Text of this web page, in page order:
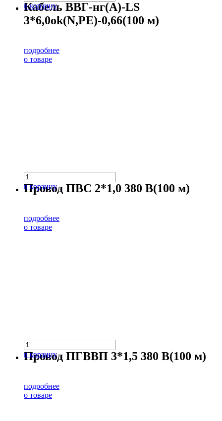
в корзину
Кабель ВВГ-нг(А)-LS
3*6,0ok(N,PE)-0,66(100 м)
подробнее
о товаре
в корзину
Провод ПВС 2*1,0 380 В(100 м)
подробнее
о товаре
в корзину
Провод ПГВВП 3*1,5 380 В(100 м)
подробнее
о товаре